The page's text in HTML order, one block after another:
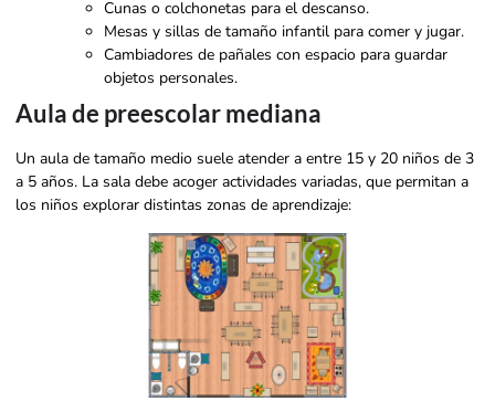
Cunas o colchonetas para el descanso.
Mesas y sillas de tamaño infantil para comer y jugar.
Cambiadores de pañales con espacio para guardar
objetos personales.
Aula de preescolar mediana
Un aula de tamaño medio suele atender a entre 15 y 20 niños de 3
a 5 años. La sala debe acoger actividades variadas, que permitan a
los niños explorar distintas zonas de aprendizaje: